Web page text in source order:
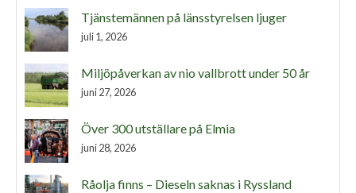
Tjänstemännen på länsstyrelsen ljuger
juli 1, 2026
Miljöpåverkan av nio vallbrott under 50 år
juni 27, 2026
Över 300 utställare på Elmia
juni 28, 2026
Råolja finns – Dieseln saknas i Ryssland